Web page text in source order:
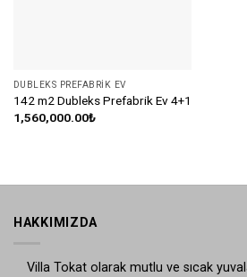
DUBLEKS PREFABRIK EV
142 m2 Dubleks Prefabrik Ev 4+1
1,560,000.00₺
HAKKIMIZDA
Villa Tokat olarak mutlu ve sıcak